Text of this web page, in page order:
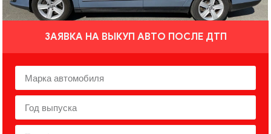
ЗАЯВКА НА ВЫКУП АВТО ПОСЛЕ ДТП